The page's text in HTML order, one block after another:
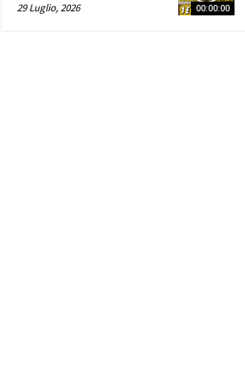
00:00:00
29 Luglio, 2026